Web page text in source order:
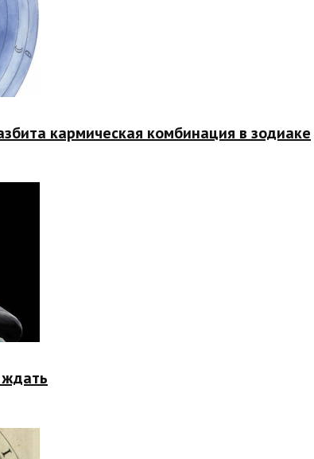
кармическая комбинация в зодиаке